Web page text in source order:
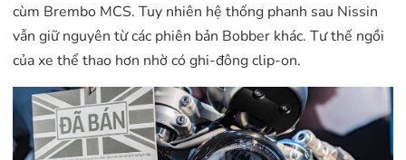
cùm Brembo MCS. Tuy nhiên hệ thống phanh sau Nissin
vẫn giữ nguyên từ các phiên bản Bobber khác. Tư thế ngồi
của xe thể thao hơn nhờ có ghi-đông clip-on.